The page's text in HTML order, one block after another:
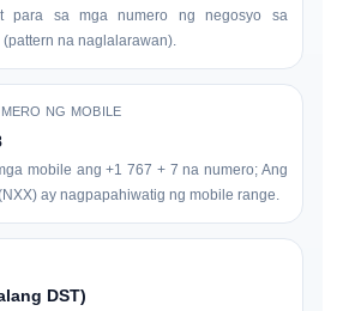
para sa mga numero ng negosyo sa
na naglalarawan).
NG MOBILE
mobile ang +1 767 + 7 na numero; Ang
ay nagpapahiwatig ng mobile range.
DST)